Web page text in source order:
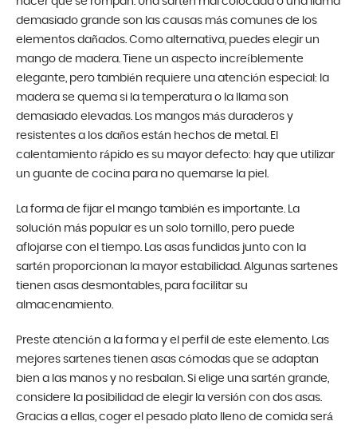
demasiado grande son las causas más comunes de los
elementos dañados. Como alternativa, puedes elegir un
mango de madera. Tiene un aspecto increíblemente
elegante, pero también requiere una atención especial: la
madera se quema si la temperatura o la llama son
demasiado elevadas. Los mangos más duraderos y
resistentes a los daños están hechos de metal. El
calentamiento rápido es su mayor defecto: hay que utilizar
un guante de cocina para no quemarse la piel.
La forma de fijar el mango también es importante. La
solución más popular es un solo tornillo, pero puede
aflojarse con el tiempo. Las asas fundidas junto con la
sartén proporcionan la mayor estabilidad. Algunas sartenes
tienen asas desmontables, para facilitar su
almacenamiento.
Preste atención a la forma y el perfil de este elemento. Las
mejores sartenes tienen asas cómodas que se adaptan
bien a las manos y no resbalan. Si elige una sartén grande,
considere la posibilidad de elegir la versión con dos asas.
Gracias a ellas, coger el pesado plato lleno de comida será